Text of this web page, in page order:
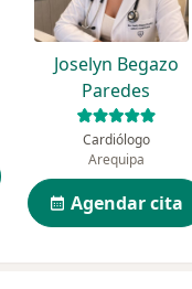
Joselyn Begazo
Paredes
Cardiólogo
Arequipa
Agendar cita